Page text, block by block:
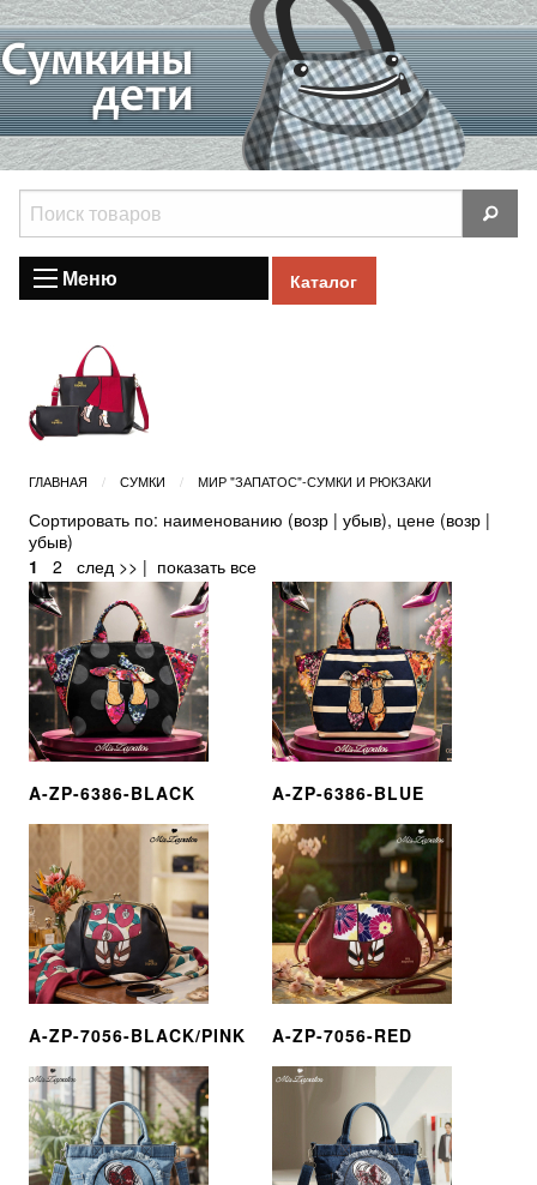
Меню Каталог
ГЛАВНАЯ СУМКИ МИР "ЗАПАТОС"-СУМКИ И РЮКЗАКИ
Сортировать по: наименованию (возр | убыв), цене (возр |
убыв)
1
2 след >> | показать все
A-ZP-6386-BLACK A-ZP-6386-BLUE
A-ZP-7056-BLACK/PINK A-ZP-7056-RED